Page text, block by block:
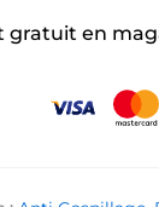
gratuit en